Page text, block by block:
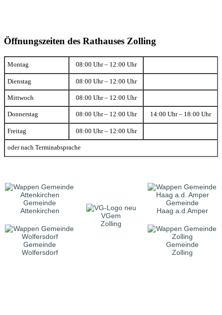
Öffnungszeiten des Rathauses Zolling
Montag 08:00 Uhr – 12:00 Uhr
Dienstag 08:00 Uhr – 12:00 Uhr
Mittwoch 08:00 Uhr – 12:00 Uhr
Donnerstag 08:00 Uhr – 12:00 Uhr 14:00 Uhr – 18:00 Uhr
Freitag 08:00 Uhr – 12:00 Uhr
oder nach Terminabsprache
Gemeinde
Attenkirchen
VGem
Zolling
Gemeinde
Haag a.d.Amper
Gemeinde
Wolfersdorf
Gemeinde
Zolling